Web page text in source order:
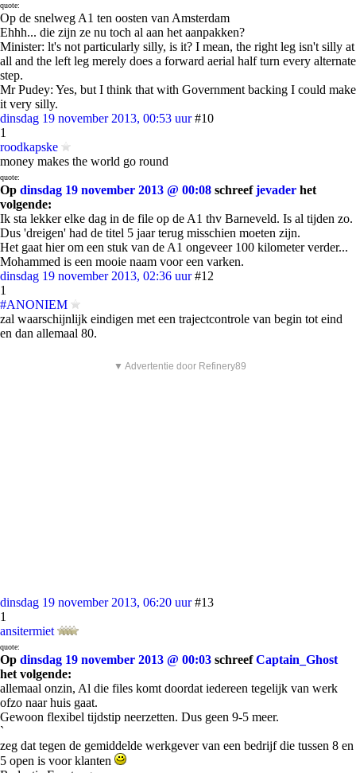
quote:
Op de snelweg A1 ten oosten van Amsterdam
Ehhh... die zijn ze nu toch al aan het aanpakken?
Minister: lt's not particularly silly, is it? I mean, the right leg isn't silly at
all and the left leg merely does a forward aerial half turn every alternate
step.
Mr Pudey: Yes, but I think that with Government backing I could make
it very silly.
dinsdag 19 november 2013, 00:53 uur #10
1
roodkapske
money makes the world go round
quote:
Op dinsdag 19 november 2013 @ 00:08 schreefjevader het
volgende:
Ik sta lekker elke dag in de file op de A1 thv Barneveld. Is al tijden zo.
Dus 'dreigen' had de titel 5 jaar terug misschien moeten zijn.
Het gaat hier om een stuk van de A1 ongeveer 100 kilometer verder...
Mohammed is een mooie naam voor een varken.
dinsdag 19 november 2013, 02:36 uur #12
1
#ANONIEM
zal waarschijnlijk eindigen met een trajectcontrole van begin tot eind
en dan allemaal 80.
▼ Advertentie door Refinery89
dinsdag 19 november 2013, 06:20 uur #13
1
ansitermiet
quote:
Op dinsdag 19 november 2013 @ 00:03 schreefCaptain_Ghost
het volgende:
allemaal onzin, Al die files komt doordat iedereen tegelijk van werk
ofzo naar huis gaat.
Gewoon flexibel tijdstip neerzetten. Dus geen 9-5 meer.
`
zeg dat tegen de gemiddelde werkgever van een bedrijf die tussen 8 en
5 open is voor klanten